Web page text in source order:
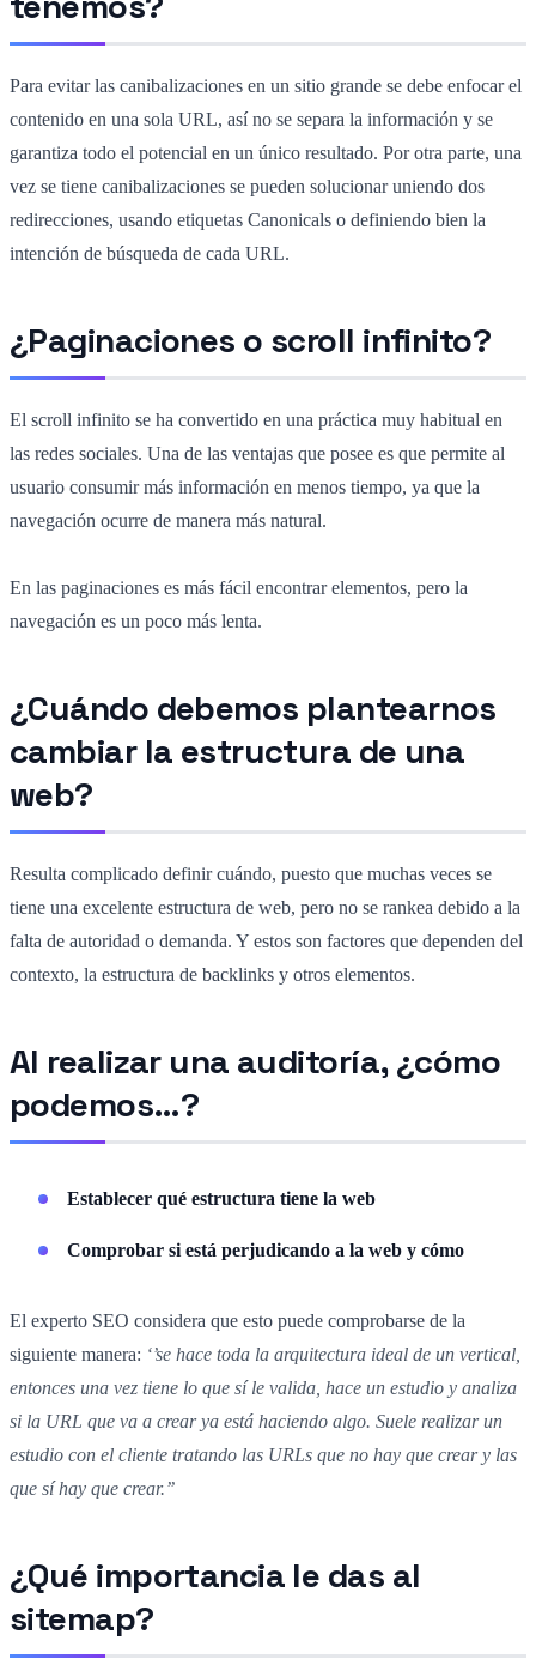
Para evitar las canibalizaciones en un sitio grande se debe enfocar el
contenido en una sola URL, así no se separa la información y se
garantiza todo el potencial en un único resultado. Por otra parte, una
vez se tiene canibalizaciones se pueden solucionar uniendo dos
redirecciones, usando etiquetas Canonicals o definiendo bien la
intención de búsqueda de cada URL.
¿Paginaciones o scroll infinito?
El scroll infinito se ha convertido en una práctica muy habitual en
las redes sociales. Una de las ventajas que posee es que permite al
usuario consumir más información en menos tiempo, ya que la
navegación ocurre de manera más natural.
En las paginaciones es más fácil encontrar elementos, pero la
navegación es un poco más lenta.
¿Cuándo debemos plantearnos
cambiar la estructura de una
web?
Resulta complicado definir cuándo, puesto que muchas veces se
tiene una excelente estructura de web, pero no se rankea debido a la
falta de autoridad o demanda. Y estos son factores que dependen del
contexto, la estructura de backlinks y otros elementos.
Al realizar una auditoría, ¿cómo
podemos…?
Establecer qué estructura tiene la web
Comprobar si está perjudicando a la web y cómo
El experto SEO considera que esto puede comprobarse de la
siguiente manera: ‘’se hace toda la arquitectura ideal de un vertical,
entonces una vez tiene lo que sí le valida, hace un estudio y analiza
si la URL que va a crear ya está haciendo algo. Suele realizar un
estudio con el cliente tratando las URLs que no hay que crear y las
que sí hay que crear.’’
¿Qué importancia le das al
sitemap?